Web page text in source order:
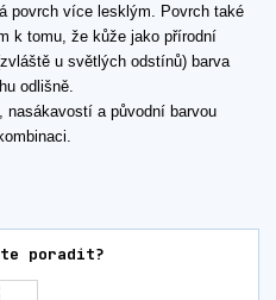
povrch více lesklým. Povrch také
k tomu, že kůže jako přírodní
u světlých odstínů) barva
odlišně.
nasákavostí a původní barvou
poradit?